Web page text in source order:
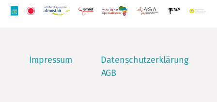
Impressum
Datenschutzerklärung
AGB